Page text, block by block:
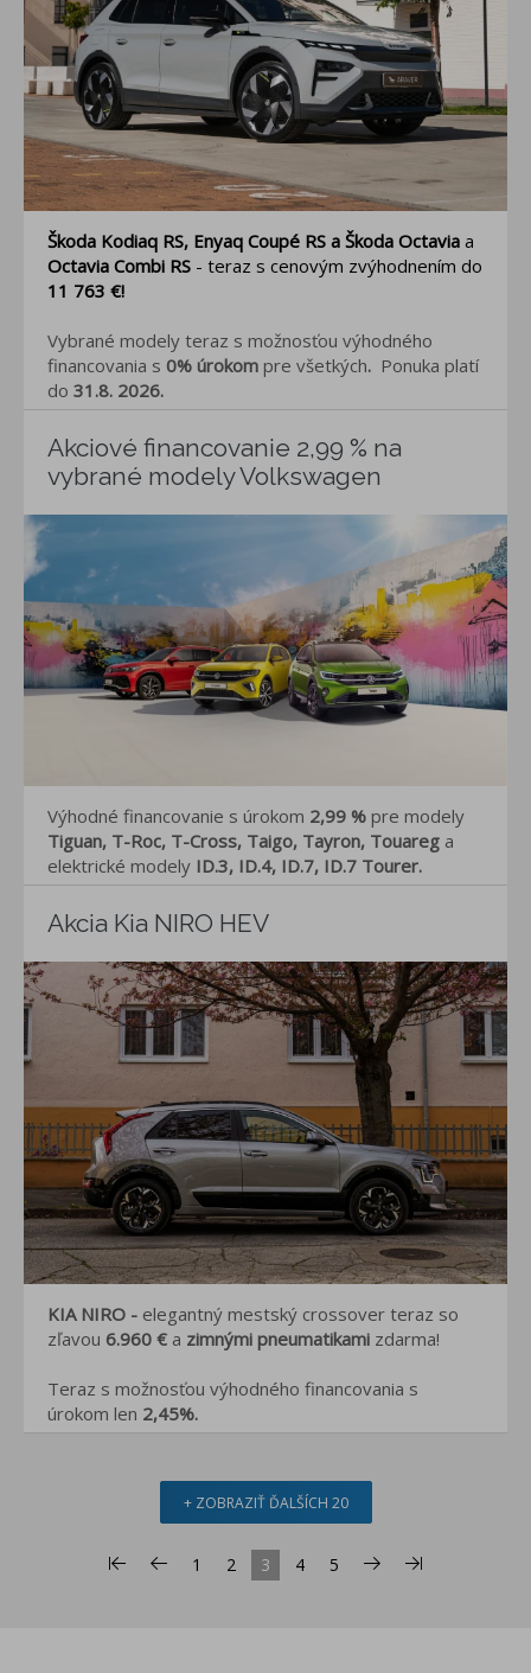
Škoda Kodiaq RS, Enyaq Coupé RS a Škoda Octavia a
Octavia Combi RS - teraz s cenovým zvýhodnením do
11 763 €!
Vybrané modely teraz s možnosťou výhodného
financovania s 0% úrokom pre všetkých. Ponuka platí
do 31.8. 2026.
Akciové financovanie 2,99 % na
vybrané modely Volkswagen
Výhodné financovanie s úrokom 2,99 % pre modely
Tiguan, T-Roc, T-Cross, Taigo, Tayron, Touareg a
elektrické modely ID.3, ID.4, ID.7, ID.7 Tourer.
Akcia Kia NIRO HEV
KIA NIRO - elegantný mestský crossover teraz so
zľavou 6.960 € a zimnými pneumatikami zdarma!
Teraz s možnosťou výhodného financovania s
úrokom len 2,45%.
+ ZOBRAZIŤ ĎALŠÍCH 20
1 2 3 4 5